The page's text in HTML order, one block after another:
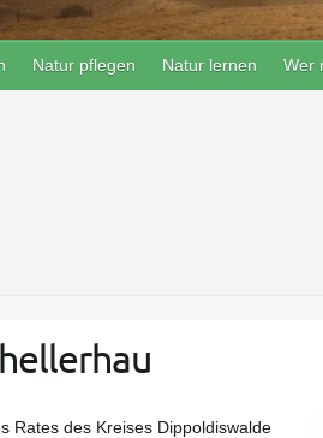
Natur pflegen Natur lernen Wer
Rates des Kreises Dippoldiswalde